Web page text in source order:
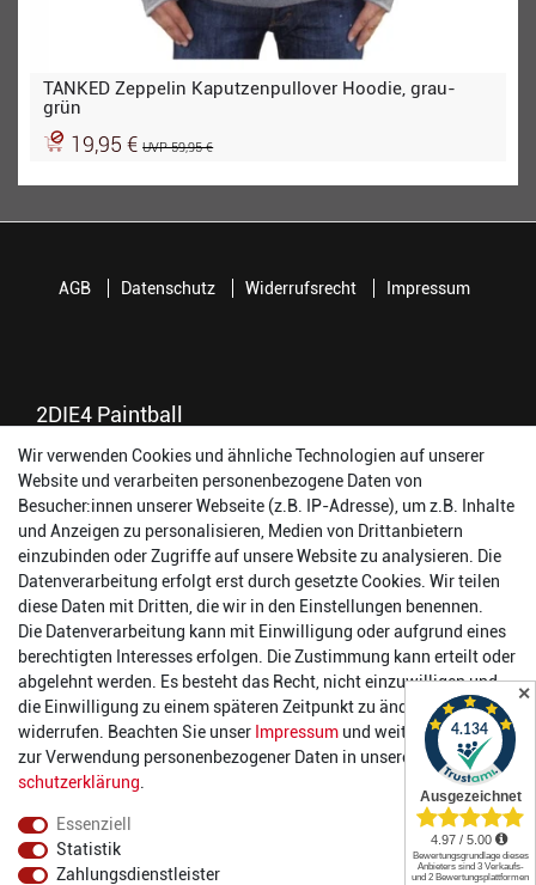
TANKED Zeppelin Kaputzenpullover Hoodie, grau-
grün
19,95 €UVP 59,95 €
2DIE4 Paintball
56457 Westerburg
Reinhold-Ferger-Straße 26
order@2die4-sports.com
0 26 63/ 9 68 69 37
Öffnungszeiten
14:00 - 17:00 Uhr
Dienstag:
14:00 - 17:00 Uhr
Mittwoch:
14:00 - 17:00 Uhr
Donnerstag:
14:00 - 17:00 Uhr
14:00 - 19:00 Uhr
10:00 - 17:00 Uhr
AGB Datenschutz Widerrufsrecht Impressum
Wir verwenden Cookies und ähnliche Technologien auf unserer
Website und verarbeiten personenbezogene Daten von
Besucher:innen unserer Webseite (z.B. IP-Adresse), um z.B. Inhalte
und Anzeigen zu personalisieren, Medien von Drittanbietern
einzubinden oder Zugriffe auf unsere Website zu analysieren. Die
Datenverarbeitung erfolgt erst durch gesetzte Cookies. Wir teilen
diese Daten mit Dritten, die wir in den Einstellungen benennen.
Die Datenverarbeitung kann mit Einwilligung oder aufgrund eines
berechtigten Interesses erfolgen. Die Zustimmung kann erteilt oder
abgelehnt werden. Es besteht das Recht, nicht einzuwilligen und
die Einwilligung zu einem späteren Zeitpunkt zu ändern oder zu
widerrufen. Beachten Sie unser Impressum und weitere Hinweise
zur Verwendung personenbezogener Daten in unserer
Daten­
schutz­erklärung
Essenziell
Statistik
Zahlungsdienstleister
✕